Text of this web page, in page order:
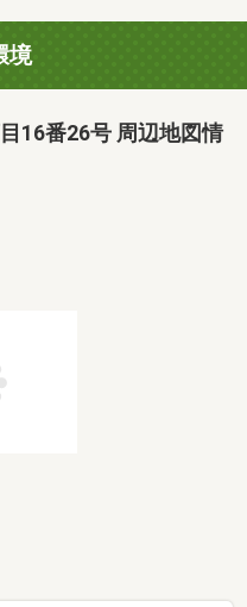
境
16番26号 周辺地図情